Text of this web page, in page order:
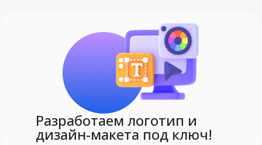
Разработаем логотип и
дизайн-макета под ключ!